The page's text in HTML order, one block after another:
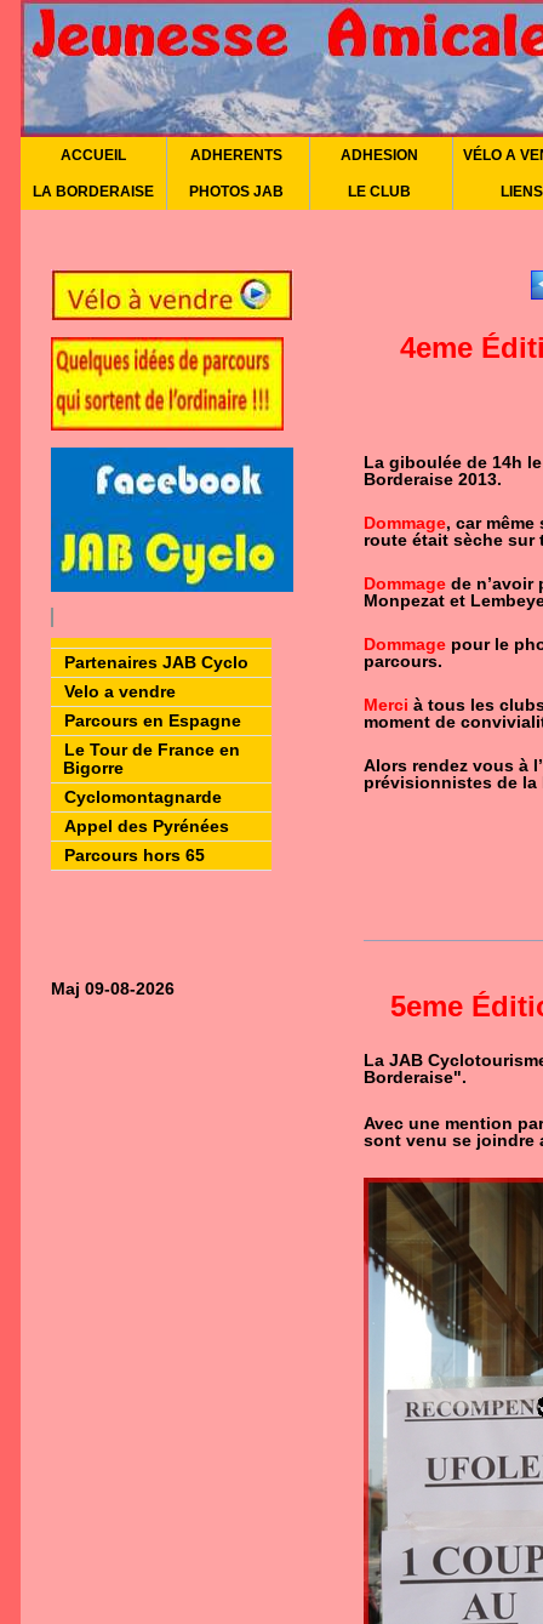
ACCUEIL ADHERENTS ADHESION VÉLO A
LA BORDERAISE PHOTOS JAB LE CLUB LIENS
Partenaires JAB Cyclo
Velo a vendre
Parcours en Espagne
Le Tour de France en
Bigorre
Cyclomontagnarde
Appel des Pyrénées
Parcours hors 65
Maj 09-08-2026
4eme
La giboulée de 14h
Borderaise 2013.
Dommage, car même
route était sèche sur
Dommagede n’avoir
Monpezat et
Dommagepour le
parcours.
Merci à tous les
moment de
Alors rendez vous à
prévisionnistes de la
5eme
La JAB
Borderaise".
Avec une mention
sont venu se joindre